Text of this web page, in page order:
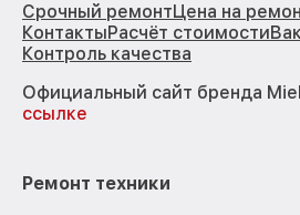
Срочный ремонтЦена на
КонтактыРасчёт стоимости
Контроль качества
Официальный сайт бренда
ссылке
Ремонт техники